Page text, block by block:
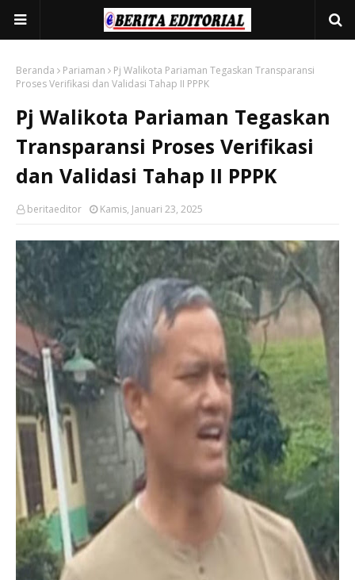
Beranda Pariaman
Pj Walikota Pariaman Tegaskan Transparansi
Proses Verifikasi dan Validasi Tahap II PPPK
Pj Walikota Pariaman Tegaskan
Transparansi Proses Verifikasi
dan Validasi Tahap II PPPK
beritaeditor Kamis, Januari 23, 2025